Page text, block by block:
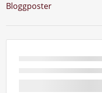
Bloggposter